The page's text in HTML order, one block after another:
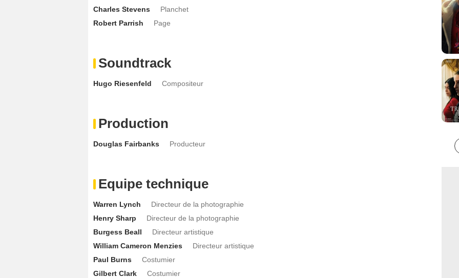
Charles Stevens
Planchet
Robert Parrish
Page
Soundtrack
Hugo Riesenfeld Compositeur
Production
Douglas Fairbanks Producteur
Equipe technique
Warren Lynch
Directeur de la photographie
Henry Sharp
Directeur de la photographie
Burgess Beall
Directeur artistique
William Cameron Menzies
Directeur artistique
Paul Burns
Costumier
Gilbert Clark
Costumier